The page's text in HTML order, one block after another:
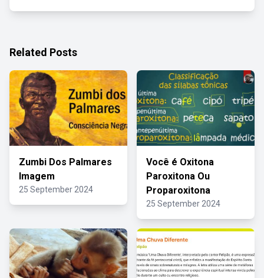
Related Posts
Zumbi Dos Palmares
Imagem
25 September 2024
Você é Oxitona
Paroxitona Ou
Proparoxitona
25 September 2024